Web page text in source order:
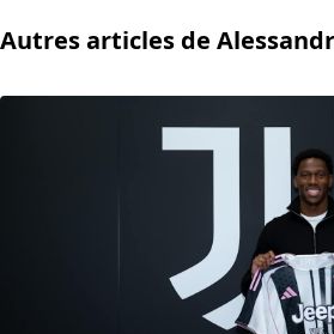
Autres articles de